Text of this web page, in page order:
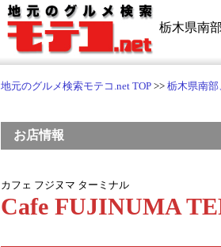
栃木県南
地元のグルメ検索モテコ.net TOP >> 栃木県南
お店情報
カフェ フジヌマ ターミナル
Cafe FUJINUMA